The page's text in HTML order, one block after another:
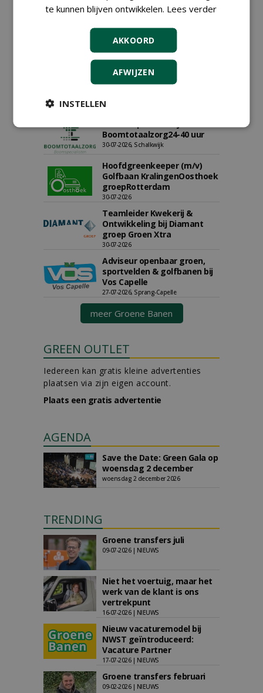
magazijnmedewerker
(fulltime) bij DSV zaden
Nederland B.V.
06-08-2026, Ven Zelderheide
Groeiplaats specialist bij
30-07-2026, Schalkwijk
Boomtotaalzorg24-40 uur
30-07-2026, Schalkwijk
Hoofdgreenkeeper (m/v)
Golfbaan KralingenOosthoek
groepRotterdam
30-07-2026
Teamleider Kwekerij &
Ontwikkeling bij Diamant
groep Groen Xtra
30-07-2026
Adviseur openbaar groen,
sportvelden & golfbanen bij
Vos Capelle
27-07-2026, Sprang-Capelle
meer Groene Banen
GREEN OUTLET
Iedereen kan gratis kleine advertenties
plaatsen via zijn eigen account.
Plaats een gratis advertentie
AGENDA
Save the Date: Green Gala op
woensdag 2 december
woensdag 2 december 2026
TRENDING
Groene transfers juli
09-07-2026 | NIEUWS
Niet het voertuig, maar het
werk van de klant is ons
vertrekpunt
16-07-2026 | NIEUWS
Nieuw vacaturemodel bij
NWST geïntroduceerd:
Vacature Partner
17-07-2026 | NIEUWS
Groene transfers februari
09-02-2026 | NIEUWS
te kunnen blijven ontwikkelen. Lees verder
AKKOORD
AFWIJZEN
INSTELLEN